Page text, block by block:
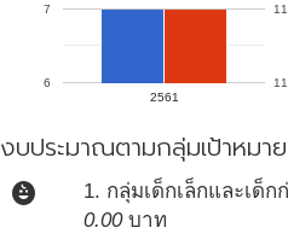
2561
6
7
งบประมาณตามกลุ่มเป้าหมาย
child_care 1. กลุ่มเด็กเล็กและเด็ก
0.00บาท